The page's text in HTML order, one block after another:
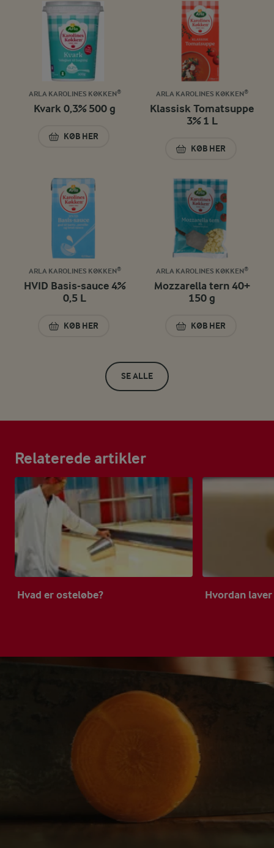
ARLA KAROLINES KØKKEN®
Kvark 0,3% 500 g
KØB HER
KVARK 0,3% 500 G
ARLA KAROLINES KØKKEN®
Klassisk Tomatsuppe
3% 1 L
KØB HER
KLASSISK
ARLA KAROLINES KØKKEN®
HVID Basis-sauce 4%
0,5 L
KØB HER
HVID BASIS-SAUCE 4% 0,5 L
ARLA KAROLINES KØKKEN®
Mozzarella tern 40+
150 g
KØB HER
MOZZARELLA
SE ALLE
Relaterede artikler
Hvad er osteløbe? Hvordan